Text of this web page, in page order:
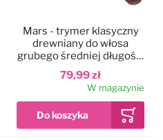
79,99 zł
Mars - trymer klasyczny
drewniany do włosa
grubego średniej długości
oraz Terrierów (99M325)
W magazynie